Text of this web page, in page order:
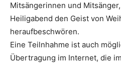
Mitsängerinnen und
Heiligabend den Geist von
heraufbeschwören.
Eine Teilnhahme ist auch
Übertragung im Internet, die